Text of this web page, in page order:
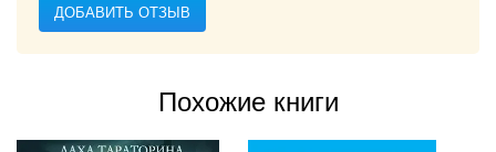
ДОБАВИТЬ ОТЗЫВ
Похожие книги